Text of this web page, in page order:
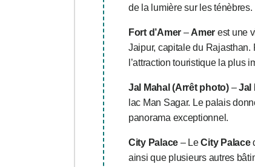
de la lumière sur les ténèbres.
Fort d’Amer – Amer est une
Jaipur, capitale du Rajasthan.
l’attraction touristique la plus
Jal Mahal (Arrêt photo)–Jal
lac Man Sagar. Le palais
panorama exceptionnel.
City Palace – LeCity Palace
ainsi que plusieurs autres